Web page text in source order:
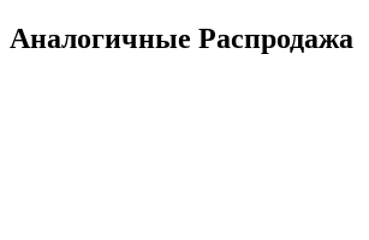
Аналогичные Распродажа